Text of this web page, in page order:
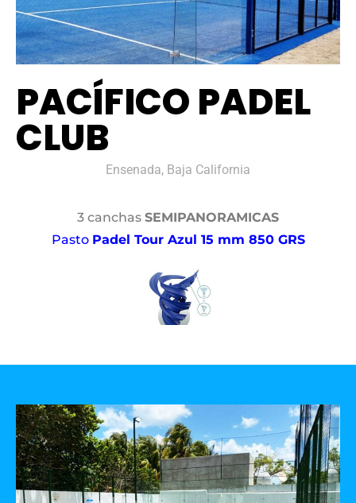
PACÍFICO PADEL
CLUB
Ensenada, Baja California
3 canchas SEMIPANORAMICAS
Pasto Padel Tour Azul 15 mm 850 GRS